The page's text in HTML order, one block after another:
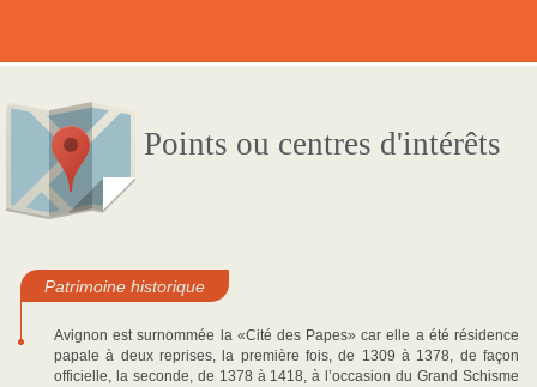
Points ou centres d'intérêts
Patrimoine historique
Avignon est surnommée la «Cité des Papes» car elle a été résidence
papale à deux reprises, la première fois, de 1309 à 1378, de façon
officielle, la seconde, de 1378 à 1418, à l’occasion du Grand Schisme